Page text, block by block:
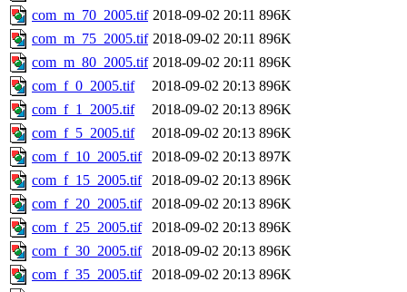
com_m_70_2005.tif 2018-09-02 20:11 896K
com_m_75_2005.tif 2018-09-02 20:11 896K
com_m_80_2005.tif 2018-09-02 20:11 896K
com_f_0_2005.tif
2018-09-02 20:13 896K
com_f_1_2005.tif
2018-09-02 20:13 896K
com_f_5_2005.tif
2018-09-02 20:13 896K
com_f_10_2005.tif
2018-09-02 20:13 897K
com_f_15_2005.tif
2018-09-02 20:13 896K
com_f_20_2005.tif
2018-09-02 20:13 896K
com_f_25_2005.tif
2018-09-02 20:13 896K
com_f_30_2005.tif
2018-09-02 20:13 896K
com_f_35_2005.tif
2018-09-02 20:13 896K